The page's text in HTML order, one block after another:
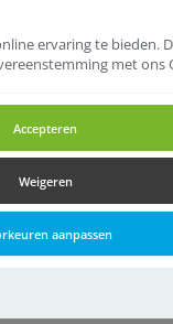
ervaring te bieden.
met ons
Accepteren
Weigeren
aanpassen
vz pk-